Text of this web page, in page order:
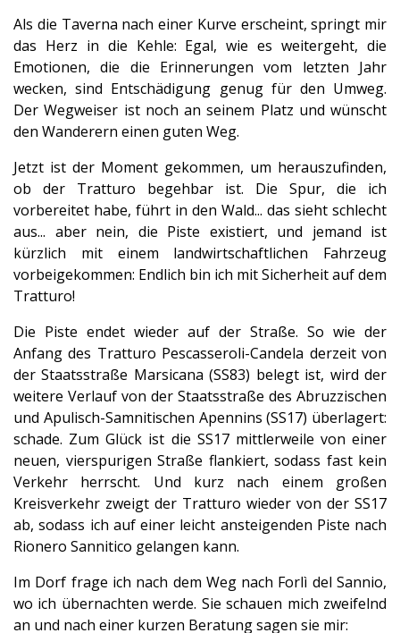
Als die Taverna nach einer Kurve erscheint, springt mir
das Herz in die Kehle: Egal, wie es weitergeht, die
Emotionen, die die Erinnerungen vom letzten Jahr
wecken, sind Entschädigung genug für den Umweg.
Der Wegweiser ist noch an seinem Platz und wünscht
den Wanderern einen guten Weg.
Jetzt ist der Moment gekommen, um herauszufinden,
ob der Tratturo begehbar ist. Die Spur, die ich
vorbereitet habe, führt in den Wald... das sieht schlecht
aus... aber nein, die Piste existiert, und jemand ist
kürzlich mit einem landwirtschaftlichen Fahrzeug
vorbeigekommen: Endlich bin ich mit Sicherheit auf dem
Tratturo!
Die Piste endet wieder auf der Straße. So wie der
Anfang des Tratturo Pescasseroli-Candela derzeit von
der Staatsstraße Marsicana (SS83) belegt ist, wird der
weitere Verlauf von der Staatsstraße des Abruzzischen
und Apulisch-Samnitischen Apennins (SS17) überlagert:
schade. Zum Glück ist die SS17 mittlerweile von einer
neuen, vierspurigen Straße flankiert, sodass fast kein
Verkehr herrscht. Und kurz nach einem großen
Kreisverkehr zweigt der Tratturo wieder von der SS17
ab, sodass ich auf einer leicht ansteigenden Piste nach
Rionero Sannitico gelangen kann.
Im Dorf frage ich nach dem Weg nach Forlì del Sannio,
wo ich übernachten werde. Sie schauen mich zweifelnd
an und nach einer kurzen Beratung sagen sie mir: